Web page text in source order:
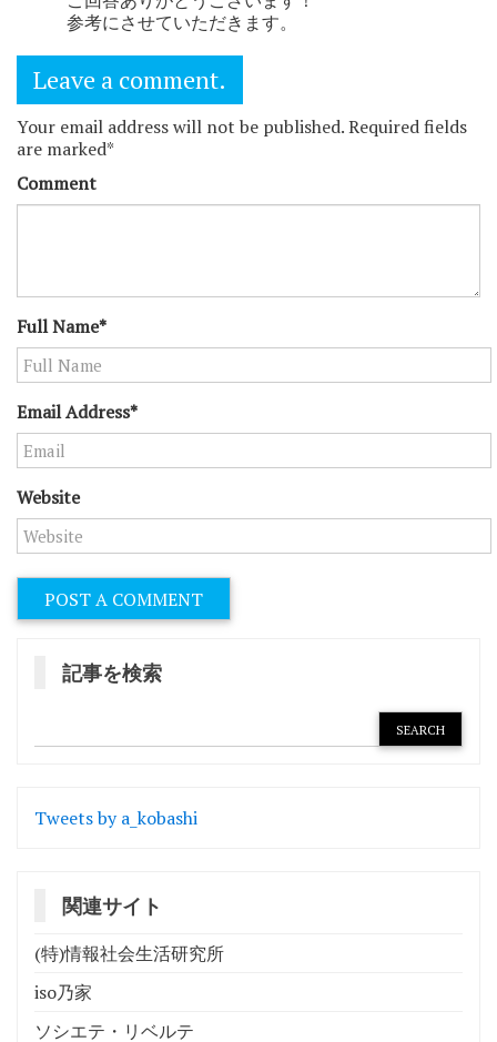
参考にさせていただきます。
Leave a comment.
Your email address will not be published. Required fields
are marked*
Comment
Full Name*
Email Address*
Website
記事を検索
Tweets by a_kobashi
関連サイト
(特)情報社会生活研究所
iso乃家
ソシエテ・リベルテ